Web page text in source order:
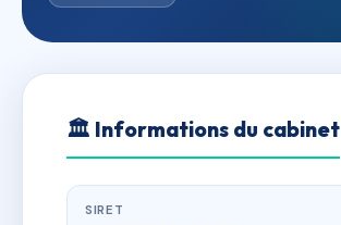
🏛 Informations du cabinet
SIRET